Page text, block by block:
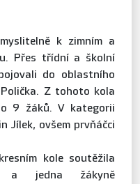
k zimním a
Přes třídní a školní
do oblastního
Z tohoto kola
9 žáků. V kategorii
Jílek, ovšem prvňáčci
kole soutěžila
a jedna žákyně